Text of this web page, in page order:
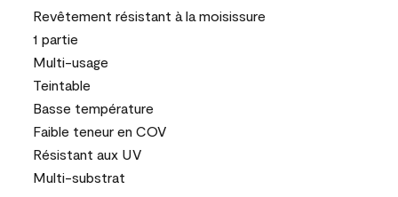
Revêtement résistant à la moisissure
1 partie
Multi-usage
Teintable
Basse température
Faible teneur en COV
Résistant aux UV
Multi-substrat